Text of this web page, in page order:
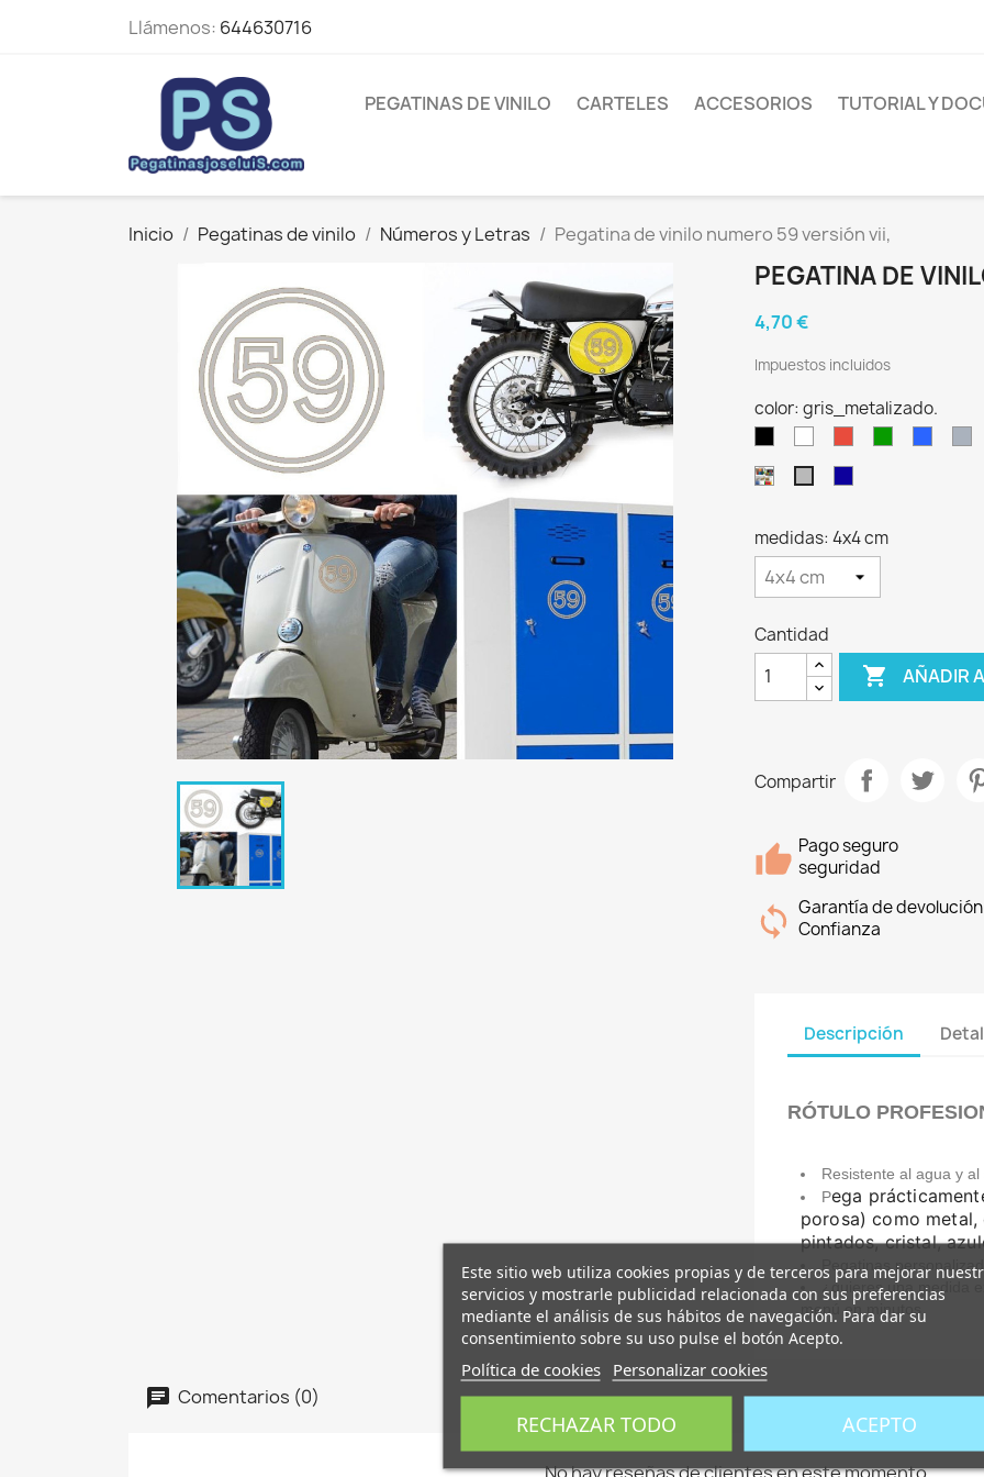
Llámenos: 644630716
PEGATINAS DE VINILO CARTELES ACCESORIOS TUTORIAL Y
Inicio Pegatinas de vinilo Números y Letras Pegatina de vinilo numero 59 versión vii,
PEGATINA DE
4,70 €
Impuestos incluidos
color: gris_metalizado.
cobre_metalizado.
medidas: 4x4 cm
Cantidad
 AÑADIR
Compartir
Pago seguro
seguridad
Garantía de devolución
Confianza
Descripción
RÓTULO
Resistente al agua y
Pega
porosa) como
pintados, cristal,
Pegatinas
¿quieres una medida
menú en minutos
Comentarios (0)
No hay reseñas de clientes en este momento.
Este sitio web utiliza cookies propias y de terceros para mejorar
servicios y mostrarle publicidad relacionada con sus preferencias
mediante el análisis de sus hábitos de navegación. Para dar su
consentimiento sobre su uso pulse el botón Acepto.
Política de cookies Personalizar cookies
RECHAZAR TODO ACEPTO